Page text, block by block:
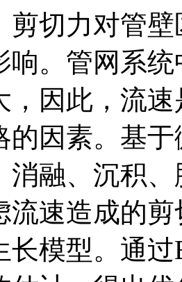
剪切力对管
响。管网系
，因此，流
的因素。基
消融、沉积
流速造成的
长模型。通